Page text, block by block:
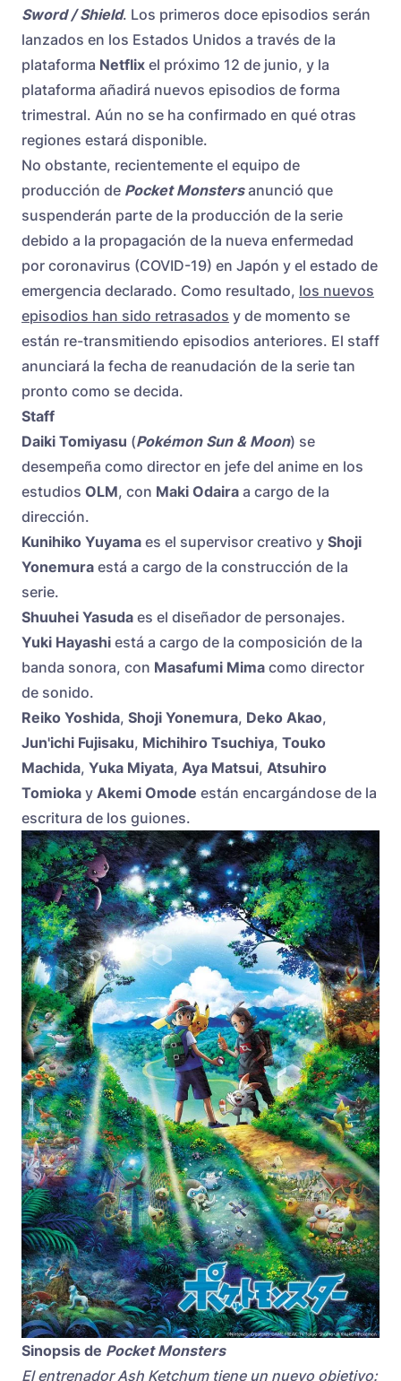
Sword / Shield. Los primeros doce episodios serán
lanzados en los Estados Unidos a través de la
plataforma Netflix el próximo 12 de junio, y la
plataforma añadirá nuevos episodios de forma
trimestral. Aún no se ha confirmado en qué otras
regiones estará disponible.
No obstante, recientemente el equipo de
producción de Pocket Monstersanunció que
suspenderán parte de la producción de la serie
debido a la propagación de la nueva enfermedad
por coronavirus (COVID-19) en Japón y el estado de
emergencia declarado. Como resultado, los nuevos
episodios han sido retrasados y de momento se
están re-transmitiendo episodios anteriores. El staff
anunciará la fecha de reanudación de la serie tan
pronto como se decida.
Staff
Daiki Tomiyasu (Pokémon Sun & Moon) se
desempeña como director en jefe del anime en los
estudios OLM, con Maki Odaira a cargo de la
dirección.
Kunihiko Yuyama es el supervisor creativo y Shoji
Yonemura está a cargo de la construcción de la
serie.
Shuuhei Yasuda es el diseñador de personajes.
Yuki Hayashi está a cargo de la composición de la
banda sonora, con Masafumi Mima como director
de sonido.
Reiko Yoshida, Shoji Yonemura, Deko Akao,
Jun'ichi Fujisaku, Michihiro Tsuchiya, Touko
Machida, Yuka Miyata, Aya Matsui, Atsuhiro
Tomioka y Akemi Omode están encargándose de la
escritura de los guiones.
Sinopsis de Pocket Monsters
El entrenador Ash Ketchum tiene un nuevo objetivo: